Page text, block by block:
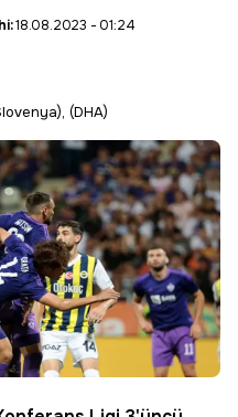
18.08.2023 - 01:24
(DHA)